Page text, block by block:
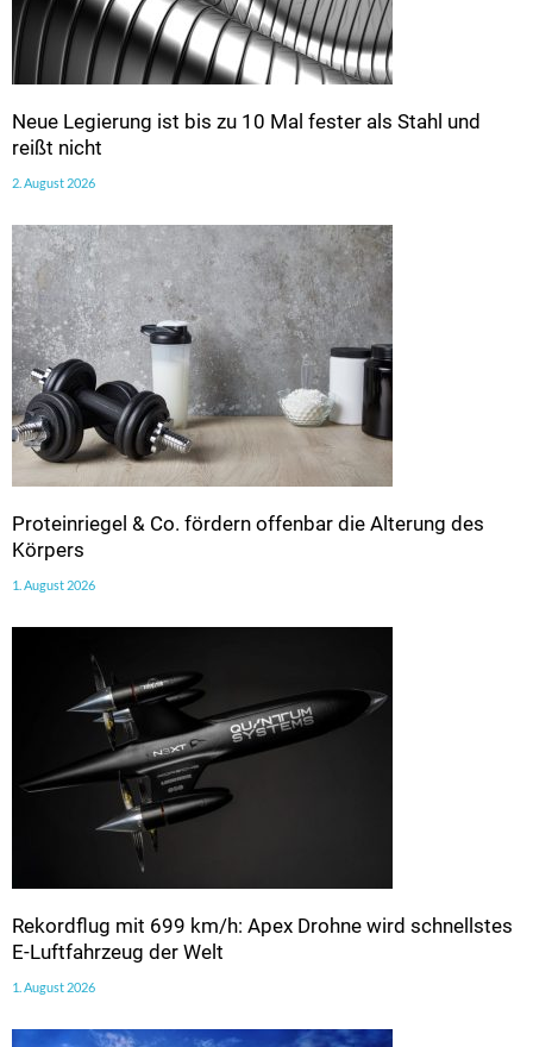
Neue Legierung ist bis zu 10 Mal fester als Stahl und
reißt nicht
2. August 2026
Proteinriegel & Co. fördern offenbar die Alterung des
Körpers
1. August 2026
Rekordflug mit 699 km/h: Apex Drohne wird schnellstes
E-Luftfahrzeug der Welt
1. August 2026